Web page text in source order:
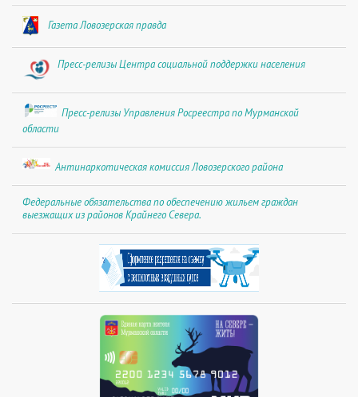
Газета Ловозерская правда
Пресс-релизы Центра социальной поддержки населения
Пресс-релизы Управления Росреестра по Мурманской
области
Антинаркотическая комиссия Ловозерского района
Федеральные обязательства по обеспечению жильем граждан
выезжащих из районов Крайнего Севера.